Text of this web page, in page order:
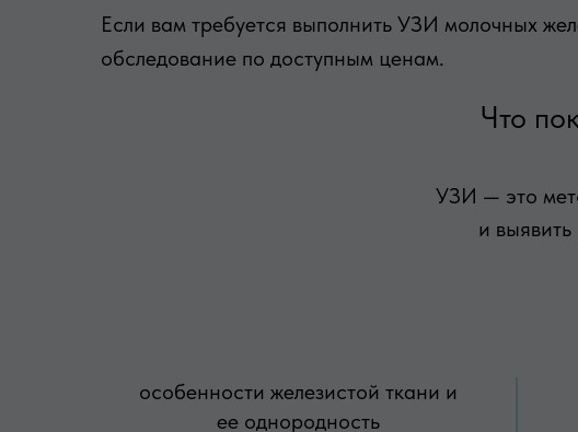
Если вам требуется выполнить УЗИ молочных
обследование по доступным ценам.
Что
УЗИ — это
и
особенности железистой ткани и
ее однородность